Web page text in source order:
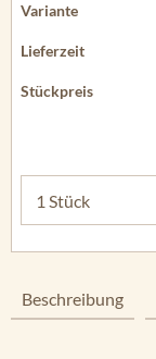
Beschreibung